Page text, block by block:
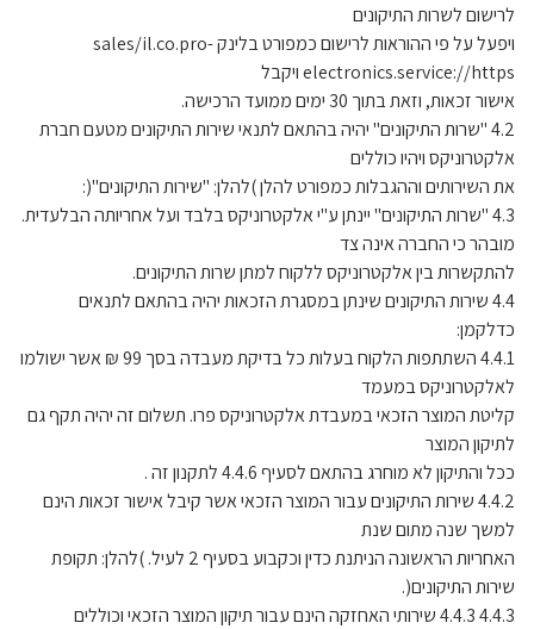
לרישום לשרות התיקונים
ויפעל על פי ההוראות לרישום כמפורט בלינק sales/il.co.pro-
electronics.service://https ויקבל
אישור זכאות, וזאת בתוך 30 ימים ממועד הרכישה.
4.2 "שרות התיקונים" יהיה בהתאם לתנאי שירות התיקונים מטעם חברת
אלקטרוניקס ויהיו כוללים
את השירותים וההגבלות כמפורט להלן )להלן: "שירות התיקונים"(:
4.3 "שרות התיקונים" יינתן ע"י אלקטרוניקס בלבד ועל אחריותה הבלעדית.
מובהר כי החברה אינה צד
להתקשרות בין אלקטרוניקס ללקוח למתן שרות התיקונים.
4.4 שירות התיקונים שינתן במסגרת הזכאות יהיה בהתאם לתנאים
כדלקמן:
4.4.1 השתתפות הלקוח בעלות כל בדיקת מעבדה בסך 99 ₪ אשר ישולמו
לאלקטרוניקס במעמד
קליטת המוצר הזכאי במעבדת אלקטרוניקס פרו. תשלום זה יהיה תקף גם
לתיקון המוצר
ככל והתיקון לא מוחרג בהתאם לסעיף 4.4.6 לתקנון זה .
4.4.2 שירות התיקונים עבור המוצר הזכאי אשר קיבל אישור זכאות הינם
למשך שנה מתום שנת
האחריות הראשונה הניתנת כדין וכקבוע בסעיף 2 לעיל. )להלן: תקופת
שירות התיקונים(.
4.4.3 4.4.3 שירותי האחזקה הינם עבור תיקון המוצר הזכאי וכוללים